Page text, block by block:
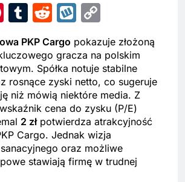
Pinterest
Tumblr
RedditWykop
Link
PKP Cargo pokazuje złożoną
gracza na polskim
Spółka notuje stabilne
rosnące zyski netto, co sugeruje
niż mówią niektóre media. Z
cena do zysku (P/E)
2 złpotwierdza atrakcyjność
Cargo. Jednak wizja
oraz możliwe
stawiają firmę w trudnej